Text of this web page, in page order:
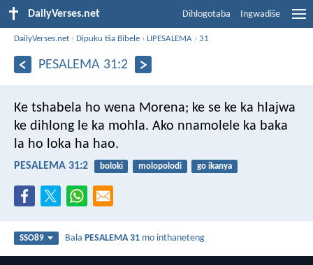
DailyVerses.net Dihlogotaba Ingwadiše
DailyVerses.net ›Dipuku tša Bibele ›LIPESALEMA ›31
PESALEMA 31:2
Ke tshabela ho wena Morena; ke se ke ka hlajwa
ke dihlong le ka mohla. Ako nnamolele ka baka
la ho loka ha hao.
PESALEMA 31:2 boloki molopolodi go ikanya
SSO89 BalaPESALEMA 31 mo inthaneteng